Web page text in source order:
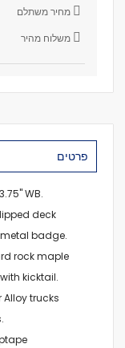
מחיר משתלם
משלוח מהיר
פרטים
WB.
deck
badge.
rock maple
kicktail.
Alloy trucks